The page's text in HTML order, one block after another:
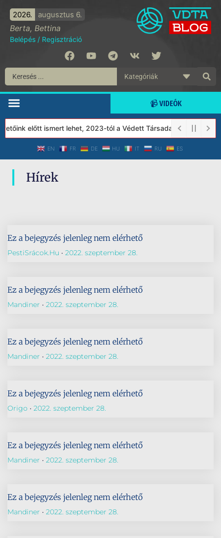
2026. augusztus 6.
Berta, Bettina
Belépés / Regisztráció
📹 VIDEÓK
előtt ismert lehet, 2023-tól a Védett Társadalom
EN FR DE HU IT RU ES
Hírek
Ez a bejegyzés jelenleg nem elérhető
PestiSrácok.hu 2022. szeptember 28.
Ez a bejegyzés jelenleg nem elérhető
Mandiner 2022. szeptember 28.
Ez a bejegyzés jelenleg nem elérhető
Mandiner 2022. szeptember 28.
Ez a bejegyzés jelenleg nem elérhető
Origo 2022. szeptember 28.
Ez a bejegyzés jelenleg nem elérhető
Mandiner 2022. szeptember 28.
Ez a bejegyzés jelenleg nem elérhető
Mandiner 2022. szeptember 28.